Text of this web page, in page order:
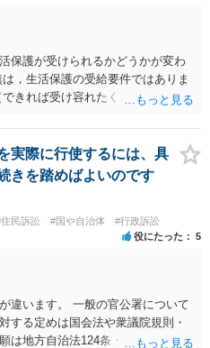
保護が受けられるかどうかが変わ
，生活保護の受給要件ではありま
きれば受け容れたくない）な姿勢
実際に行使するには、具
きを踏めばよいのです
民訴訟 #国や自治体 #行政訴訟
役にたった 5
違います。 一般の官公署について
する定めは国会法や衆議院規則・
は地方自治法124条・125条が定め